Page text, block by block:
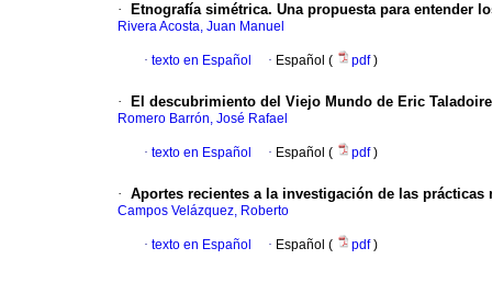
· Etnografía simétrica. Una propuesta para entender
Rivera Acosta, Juan Manuel
· texto en Español · Español ( pdf)
· El descubrimiento del Viejo Mundo de Eric Taladoire
Romero Barrón, José Rafael
· texto en Español · Español ( pdf)
· Aportes recientes a la investigación de las prácticas
Campos Velázquez, Roberto
· texto en Español · Español ( pdf)